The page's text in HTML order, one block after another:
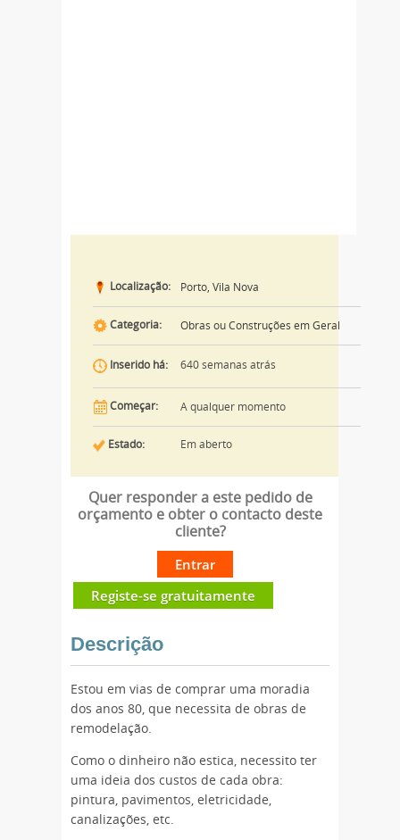
Localização: Porto, Vila Nova
Categoria: Obras ou Construções em Geral
Inserido há: 640 semanas atrás
Começar: A qualquer momento
Estado: Em aberto
Quer responder a este pedido de
orçamento e obter o contacto deste
cliente?
Entrar
Registe-se gratuitamente
Descrição
Estou em vias de comprar uma moradia
dos anos 80, que necessita de obras de
remodelação.
Como o dinheiro não estica, necessito ter
uma ideia dos custos de cada obra:
pintura, pavimentos, eletricidade,
canalizações, etc.